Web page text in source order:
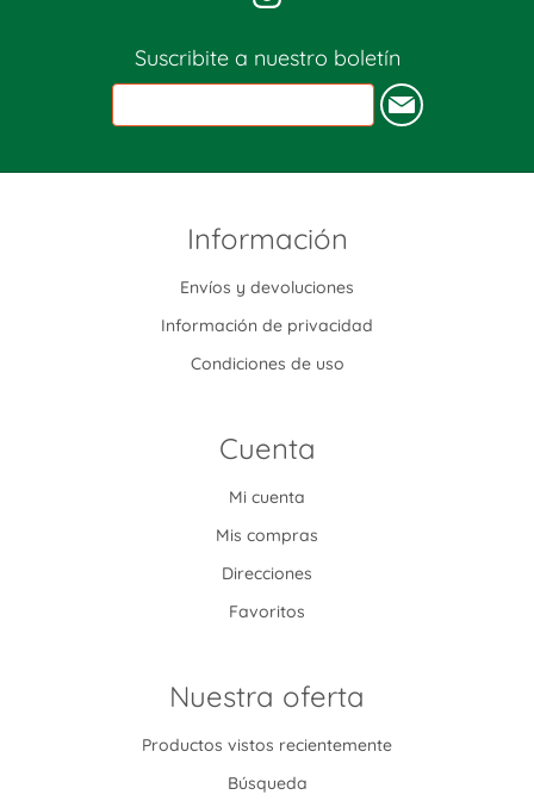
Suscribite a nuestro boletín
Información
Envíos y devoluciones
Información de privacidad
Condiciones de uso
Cuenta
Mi cuenta
Mis compras
Direcciones
Favoritos
Nuestra oferta
Productos vistos recientemente
Búsqueda